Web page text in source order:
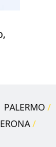
PALERMO